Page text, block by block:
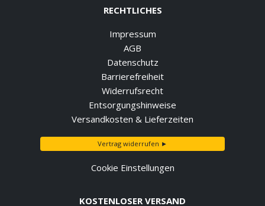
RECHTLICHES
Impressum
AGB
Datenschutz
Barrierefreiheit
Widerrufsrecht
Entsorgungshinweise
Versandkosten & Lieferzeiten
Vertrag widerrufen ►
Cookie Einstellungen
KOSTENLOSER VERSAND